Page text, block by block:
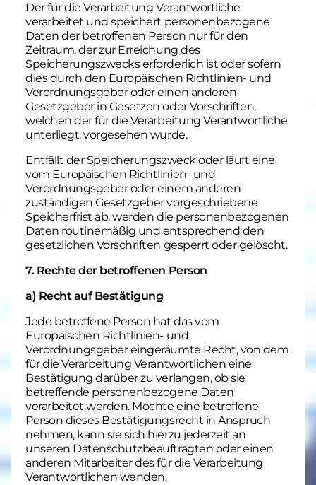
Der für die Verarbeitung Verantwortliche
verarbeitet und speichert personenbezogene
Daten der betroffenen Person nur für den
Zeitraum, der zur Erreichung des
Speicherungszwecks erforderlich ist oder sofern
dies durch den Europäischen Richtlinien- und
Verordnungsgeber oder einen anderen
Gesetzgeber in Gesetzen oder Vorschriften,
welchen der für die Verarbeitung Verantwortliche
unterliegt, vorgesehen wurde.
Entfällt der Speicherungszweck oder läuft eine
vom Europäischen Richtlinien- und
Verordnungsgeber oder einem anderen
zuständigen Gesetzgeber vorgeschriebene
Speicherfrist ab, werden die personenbezogenen
Daten routinemäßig und entsprechend den
gesetzlichen Vorschriften gesperrt oder gelöscht.
7. Rechte der betroffenen Person
a) Recht auf Bestätigung
Jede betroffene Person hat das vom
Europäischen Richtlinien- und
Verordnungsgeber eingeräumte Recht, von dem
für die Verarbeitung Verantwortlichen eine
Bestätigung darüber zu verlangen, ob sie
betreffende personenbezogene Daten
verarbeitet werden. Möchte eine betroffene
Person dieses Bestätigungsrecht in Anspruch
nehmen, kann sie sich hierzu jederzeit an
unseren Datenschutzbeauftragten oder einen
anderen Mitarbeiter des für die Verarbeitung
Verantwortlichen wenden.